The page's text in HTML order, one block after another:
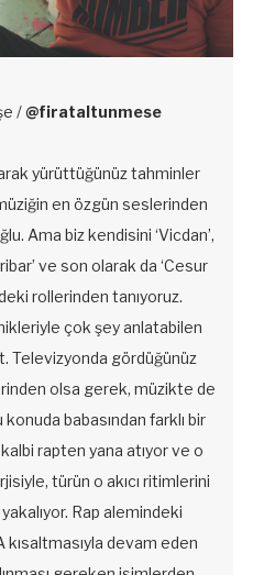
/@firataltunmese
yürüttüğünüz tahminler
en özgün seslerinden
Ama biz kendisini ‘Vicdan’,
ve son olarak da ‘Cesur
rollerinden tanıyoruz.
çok şey anlatabilen
Televizyonda gördüğünüz
olsa gerek, müzikte de
babasından farklı bir
rapten yana atıyor ve o
türün o akıcı ritimlerini
Rap alemindeki
kısaltmasıyla devam eden